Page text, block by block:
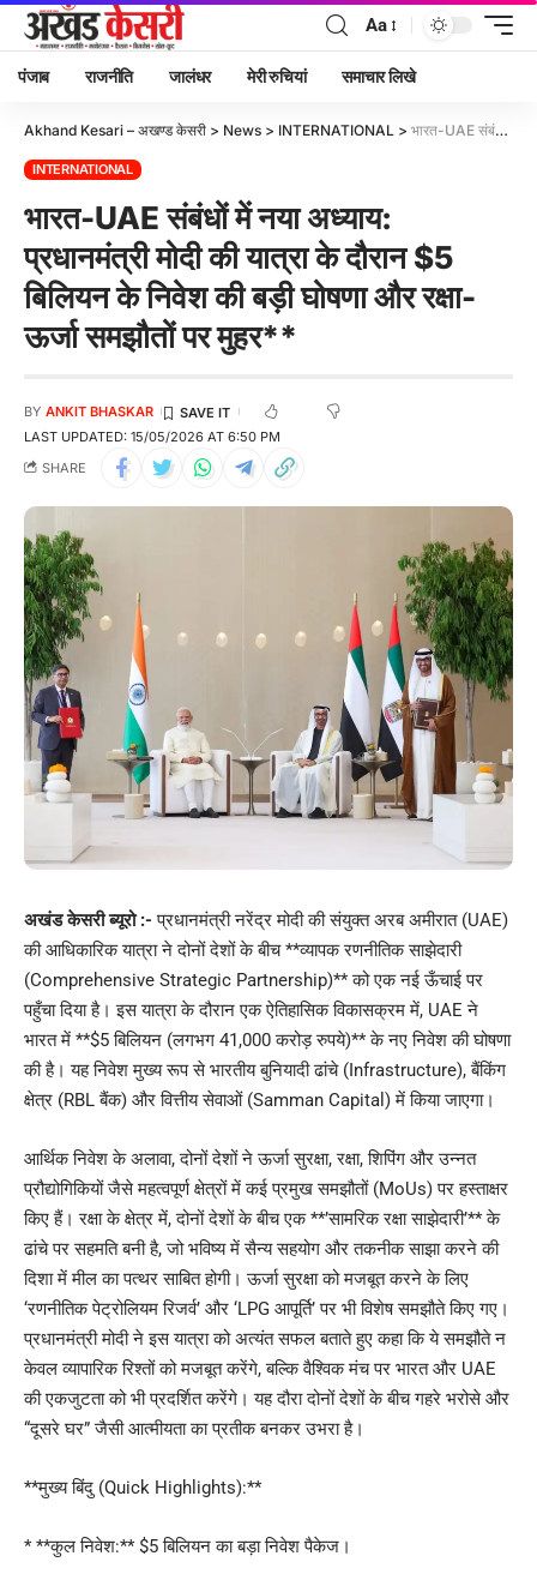
Aa
पंजाब राजनीति जालंधर मेरी रुचियां समाचार लिखे
Akhand Kesari – अखण्ड केसरी > News > INTERNATIONAL > भारत-UAE संबंधों में नया अध्याय: प्रधानमंत्री मोदी की यात्रा के दौरान $5 बिलियन के निवेश की बड़ी घोषणा और रक्षा-ऊर्जा समझौतों पर मुहर**
INTERNATIONAL
भारत-UAE संबंधों में नया अध्याय:
प्रधानमंत्री मोदी की यात्रा के दौरान $5
बिलियन के निवेश की बड़ी घोषणा और रक्षा-
ऊर्जा समझौतों पर मुहर**
LAST UPDATED: 15/05/2026 AT 6:50 PM
BY ANKIT BHASKAR
SHARE
अखंड केसरी ब्यूरो :- प्रधानमंत्री नरेंद्र मोदी की संयुक्त अरब अमीरात (UAE)
की आधिकारिक यात्रा ने दोनों देशों के बीच **व्यापक रणनीतिक साझेदारी
(Comprehensive Strategic Partnership)** को एक नई ऊँचाई पर
पहुँचा दिया है। इस यात्रा के दौरान एक ऐतिहासिक विकासक्रम में, UAE ने
भारत में **$5 बिलियन (लगभग 41,000 करोड़ रुपये)** के नए निवेश की घोषणा
की है। यह निवेश मुख्य रूप से भारतीय बुनियादी ढांचे (Infrastructure), बैंकिंग
क्षेत्र (RBL बैंक) और वित्तीय सेवाओं (Samman Capital) में किया जाएगा।
आर्थिक निवेश के अलावा, दोनों देशों ने ऊर्जा सुरक्षा, रक्षा, शिपिंग और उन्नत
प्रौद्योगिकियों जैसे महत्वपूर्ण क्षेत्रों में कई प्रमुख समझौतों (MoUs) पर हस्ताक्षर
किए हैं। रक्षा के क्षेत्र में, दोनों देशों के बीच एक **’सामरिक रक्षा साझेदारी’** के
ढांचे पर सहमति बनी है, जो भविष्य में सैन्य सहयोग और तकनीक साझा करने की
दिशा में मील का पत्थर साबित होगी। ऊर्जा सुरक्षा को मजबूत करने के लिए
‘रणनीतिक पेट्रोलियम रिजर्व’ और ‘LPG आपूर्ति’ पर भी विशेष समझौते किए गए।
प्रधानमंत्री मोदी ने इस यात्रा को अत्यंत सफल बताते हुए कहा कि ये समझौते न
केवल व्यापारिक रिश्तों को मजबूत करेंगे, बल्कि वैश्विक मंच पर भारत और UAE
की एकजुटता को भी प्रदर्शित करेंगे। यह दौरा दोनों देशों के बीच गहरे भरोसे और
“दूसरे घर” जैसी आत्मीयता का प्रतीक बनकर उभरा है।
**मुख्य बिंदु (Quick Highlights):**
* **कुल निवेश:** $5 बिलियन का बड़ा निवेश पैकेज।